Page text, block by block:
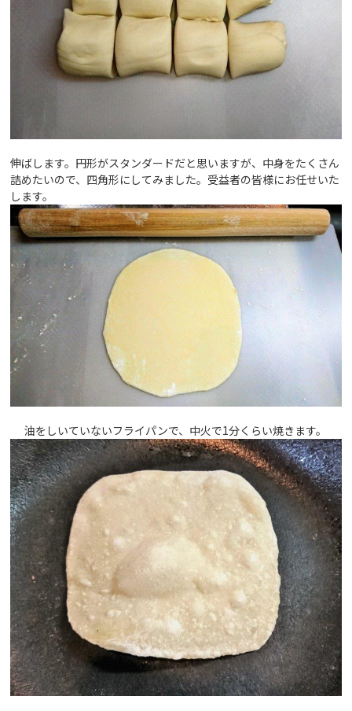
伸ばします。円形がスタンダードだと思いますが、中身をたくさん
詰めたいので、四角形にしてみました。受益者の皆様にお任せいた
します。
油をしいていないフライパンで、中火で1分くらい焼きます。